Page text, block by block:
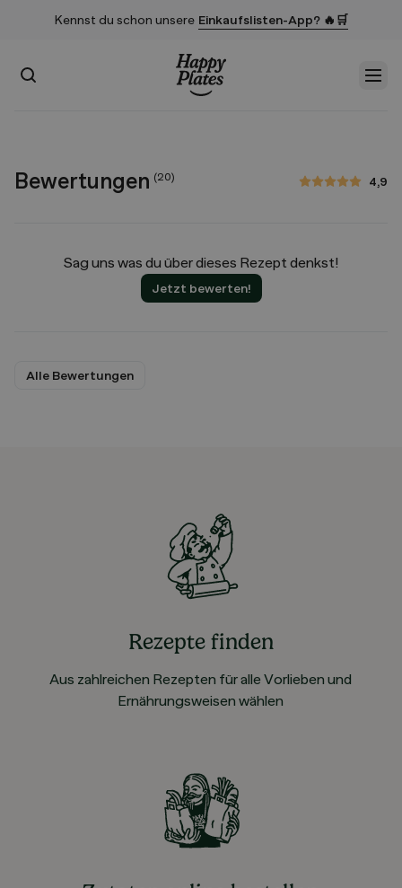
Kennst du schon unsere Einkaufslisten-App? 🔥🛒
Suchen
Bewertungen (20) 4,9
4,9 von 5 Sternen
Sag uns was du über dieses Rezept denkst!
Jetzt bewerten!
Alle Bewertungen
Rezepte finden
Aus zahlreichen Rezepten für alle Vorlieben und
Ernährungsweisen wählen